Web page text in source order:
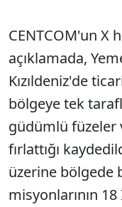
CENTCOM'un X
açıklamada,
Kızıldeniz'de
bölgeye tek
güdümlü füzeler
fırlattığı
üzerine bölgede
misyonlarının